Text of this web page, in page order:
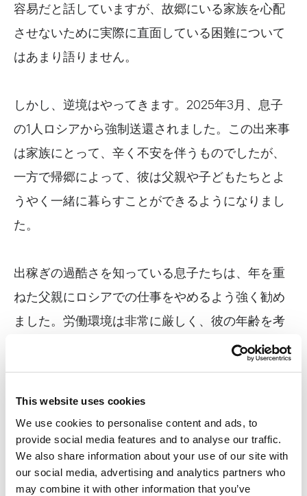
This website uses cookies
We use cookies to personalise content and ads, to
provide social media features and to analyse our traffic.
We also share information about your use of our site with
our social media, advertising and analytics partners who
may combine it with other information that you’ve
容易だと話していますが、故郷にいる家族を心配
させないために実際に直面している困難について
はあまり語りません。
しかし、逆境はやってきます。2025年3月、息子
の1人ロシアから強制送還されました。この出来事
は家族にとって、辛く不安を伴うものでしたが、
一方で帰郷によって、彼は父親や子どもたちとよ
うやく一緒に暮らすことができるようになりまし
た。
出稼ぎの過酷さを知っている息子たちは、年を重
ねた父親にロシアでの仕事をやめるよう強く勧め
ました。労働環境は非常に厳しく、彼の年齢を考
えるととりわけ困難です。さらに、長年家を離れ
ていたため、家族と日常を分かち合うことはでき
デオ通話だけです。こうしたスマートフォンを介
して家族がつながる姿は、いまや国中の多くの家
庭で共通する光景となっています。